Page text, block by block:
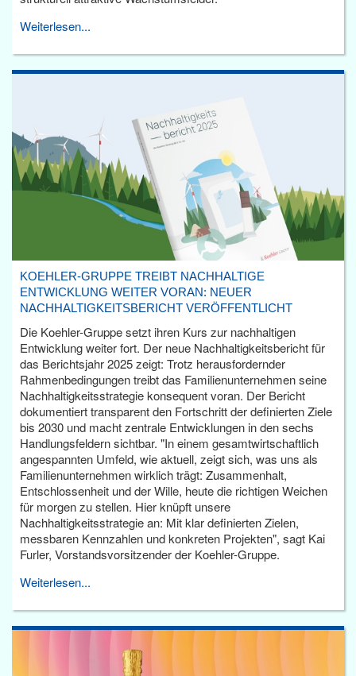
Weiterlesen...
KOEHLER-GRUPPE TREIBT NACHHALTIGE
ENTWICKLUNG WEITER VORAN: NEUER
NACHHALTIGKEITSBERICHT VERÖFFENTLICHT
Die Koehler-Gruppe setzt ihren Kurs zur nachhaltigen
Entwicklung weiter fort. Der neue Nachhaltigkeitsbericht für
das Berichtsjahr 2025 zeigt: Trotz herausfordernder
Rahmenbedingungen treibt das Familienunternehmen seine
Nachhaltigkeitsstrategie konsequent voran. Der Bericht
dokumentiert transparent den Fortschritt der definierten Ziele
bis 2030 und macht zentrale Entwicklungen in den sechs
Handlungsfeldern sichtbar. "In einem gesamtwirtschaftlich
angespannten Umfeld, wie aktuell, zeigt sich, was uns als
Familienunternehmen wirklich trägt: Zusammenhalt,
Entschlossenheit und der Wille, heute die richtigen Weichen
für morgen zu stellen. Hier knüpft unsere
Nachhaltigkeitsstrategie an: Mit klar definierten Zielen,
messbaren Kennzahlen und konkreten Projekten", sagt Kai
Furler, Vorstandsvorsitzender der Koehler-Gruppe.
Weiterlesen...